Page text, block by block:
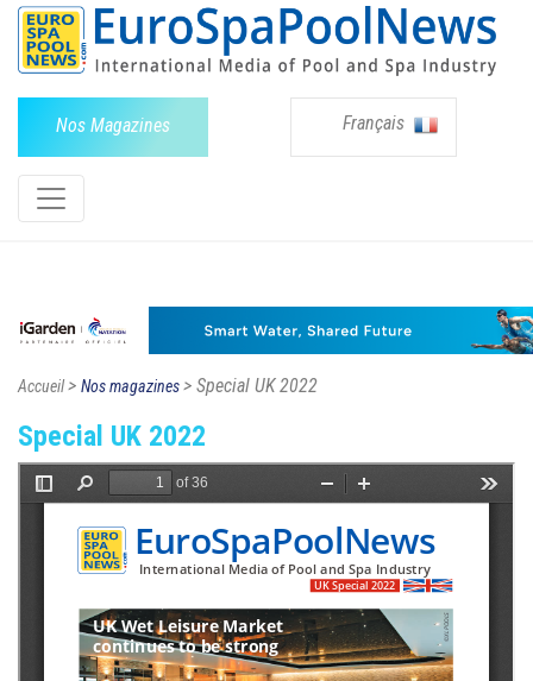
Nos Magazines Français
Accueil> Nos magazines> Special UK 2022
Special UK 2022